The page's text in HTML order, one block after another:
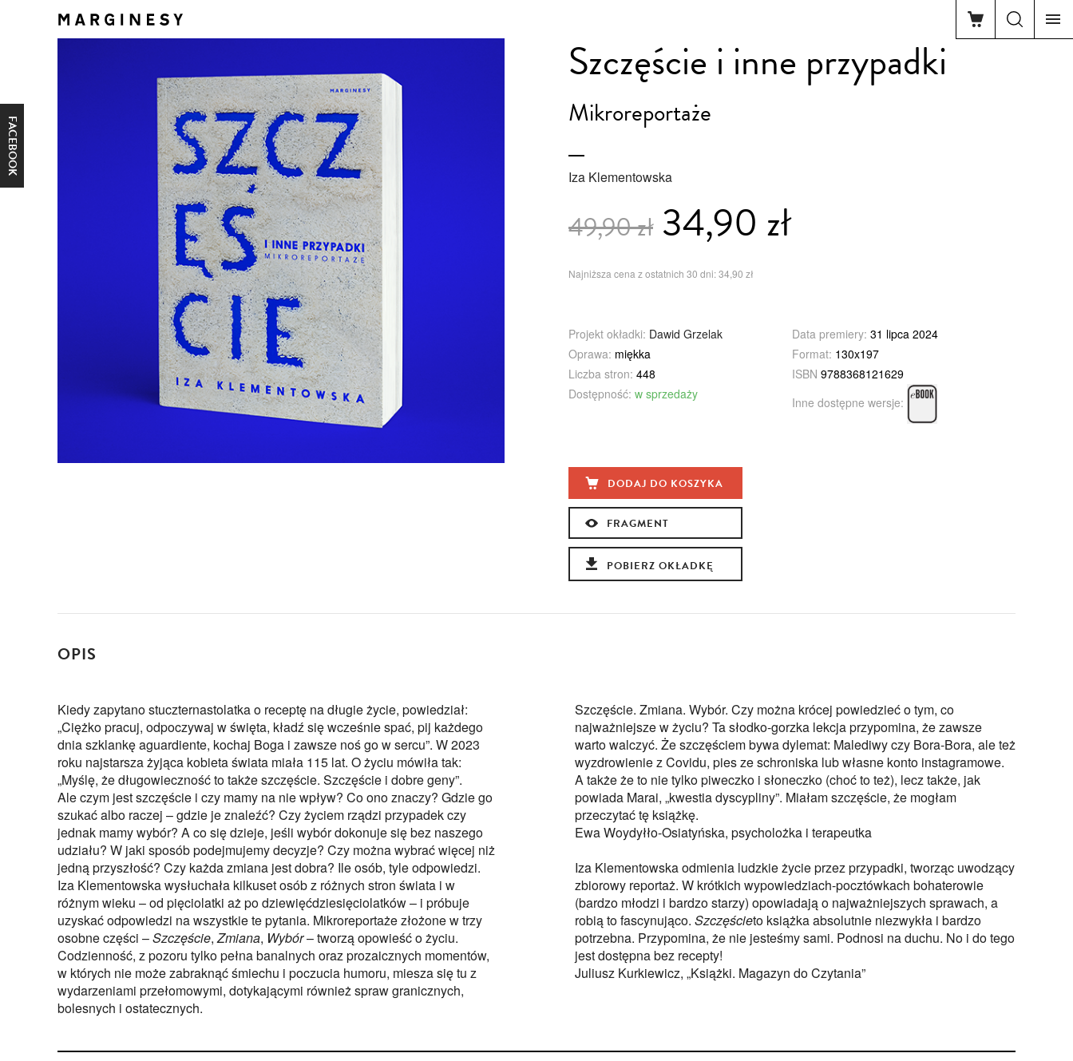
FACEBOOK
Szczęście i inne przypadki
Mikroreportaże
Iza Klementowska
49,90 zł34,90 zł
Najniższa cena z ostatnich 30 dni: 34,90 zł
Projekt okładki: Dawid Grzelak Data premiery: 31 lipca 2024
Oprawa: miękka Format: 130x197
Liczba stron: 448 ISBN 9788368121629
Dostępność: w sprzedaży
Inne dostępne wersje:
DODAJ DO KOSZYKA
FRAGMENT
POBIERZ OKŁADKĘ
OPIS
Kiedy zapytano stuczternastolatka o receptę na długie życie, powiedział:
„Ciężko pracuj, odpoczywaj w święta, kładź się wcześnie spać, pij każdego
dnia szklankę aguardiente, kochaj Boga i zawsze noś go w sercu”. W 2023
roku najstarsza żyjąca kobieta świata miała 115 lat. O życiu mówiła tak:
„Myślę, że długowieczność to także szczęście. Szczęście i dobre geny”.
Ale czym jest szczęście i czy mamy na nie wpływ? Co ono znaczy? Gdzie go
szukać albo raczej – gdzie je znaleźć? Czy życiem rządzi przypadek czy
jednak mamy wybór? A co się dzieje, jeśli wybór dokonuje się bez naszego
udziału? W jaki sposób podejmujemy decyzje? Czy można wybrać więcej niż
jedną przyszłość? Czy każda zmiana jest dobra? Ile osób, tyle odpowiedzi.
Iza Klementowska wysłuchała kilkuset osób z różnych stron świata i w
różnym wieku – od pięciolatki aż po dziewięćdziesięciolatków – i próbuje
uzyskać odpowiedzi na wszystkie te pytania. Mikroreportaże złożone w trzy
osobne części –Szczęście,Zmiana, Wybór– tworzą opowieść o życiu.
Codzienność, z pozoru tylko pełna banalnych oraz prozaicznych momentów,
w których nie może zabraknąć śmiechu i poczucia humoru, miesza się tu z
wydarzeniami przełomowymi, dotykającymi również spraw granicznych,
bolesnych i ostatecznych.
Szczęście. Zmiana. Wybór. Czy można krócej powiedzieć o tym, co
najważniejsze w życiu? Ta słodko-gorzka lekcja przypomina, że zawsze
warto walczyć. Że szczęściem bywa dylemat: Malediwy czy Bora-Bora, ale też
wyzdrowienie z Covidu, pies ze schroniska lub własne konto instagramowe.
A także że to nie tylko piweczko i słoneczko (choć to też), lecz także, jak
powiada Marai, „kwestia dyscypliny”. Miałam szczęście, że mogłam
przeczytać tę książkę.
Ewa Woydyłło-Osiatyńska, psycholożka i terapeutka
Iza Klementowska odmienia ludzkie życie przez przypadki, tworząc uwodzący
zbiorowy reportaż. W krótkich wypowiedziach-pocztówkach bohaterowie
(bardzo młodzi i bardzo starzy) opowiadają o najważniejszych sprawach, a
robią to fascynująco. Szczęścieto książka absolutnie niezwykła i bardzo
potrzebna. Przypomina, że nie jesteśmy sami. Podnosi na duchu. No i do tego
jest dostępna bez recepty!
Juliusz Kurkiewicz, „Książki. Magazyn do Czytania”